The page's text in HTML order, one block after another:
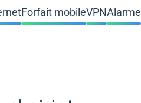
Forfait mobileVPNAlarme